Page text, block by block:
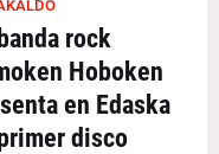
rock
Hoboken
en Edaska
disco